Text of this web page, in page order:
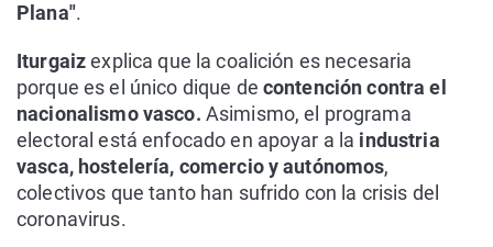
Plana".
Iturgaizexplica que la coalición es necesaria
porque es el único dique de contención contra el
nacionalismo vasco. Asimismo, el programa
electoral está enfocado en apoyar a la industria
vasca, hostelería, comercio y autónomos,
colectivos que tanto han sufrido con la crisis del
coronavirus.